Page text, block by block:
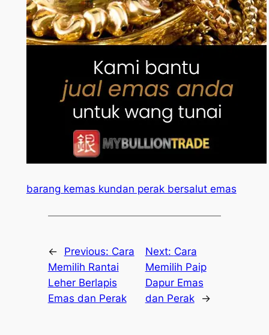
barang kemas kundan perak bersalut emas
← Previous: Cara
Memilih Rantai
Leher Berlapis
Emas dan Perak
Next: Cara
Memilih Paip
Dapur Emas
dan Perak
→